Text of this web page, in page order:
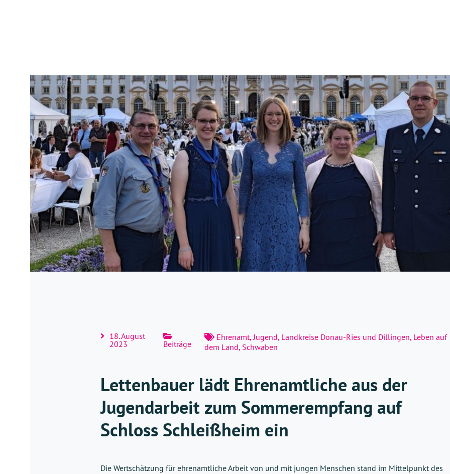
18. August
2023
Beiträge
Ehrenamt,Jugend, Landkreise Donau-Ries und Dillingen, Leben auf
dem Land, Schwaben
Lettenbauer lädt Ehrenamtliche aus der
Jugendarbeit zum Sommerempfang auf
Schloss Schleißheim ein
Die Wertschätzung für ehrenamtliche Arbeit von und mit jungen Menschen stand im Mittelpunkt des